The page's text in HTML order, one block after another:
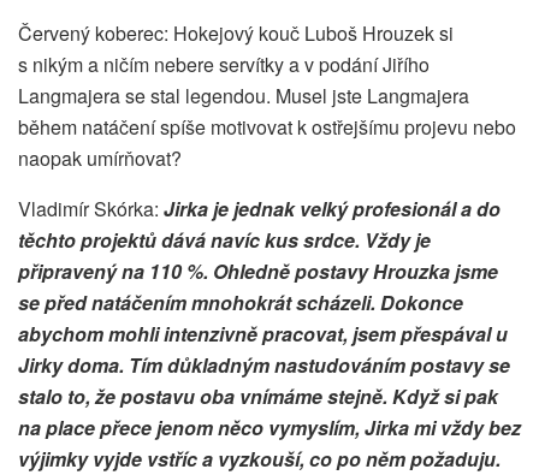
Červený koberec: Hokejový kouč Luboš Hrouzek si
s nikým a ničím nebere servítky a v podání Jiřího
Langmajera se stal legendou. Musel jste Langmajera
během natáčení spíše motivovat k ostřejšímu projevu nebo
naopak umírňovat?
Vladimír Skórka: Jirka je jednak velký profesionál a do
těchto projektů dává navíc kus srdce. Vždy je
připravený na 110 %. Ohledně postavy Hrouzka jsme
se před natáčením mnohokrát scházeli. Dokonce
abychom mohli intenzivně pracovat, jsem přespával u
Jirky doma. Tím důkladným nastudováním postavy se
stalo to, že postavu oba vnímáme stejně. Když si pak
na place přece jenom něco vymyslím, Jirka mi vždy bez
výjimky vyjde vstříc a vyzkouší, co po něm požaduju.